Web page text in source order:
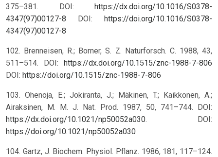
375–381. DOI: https://dx.doi.org/10.1016/S0378-
4347(97)00127-8
DOI: https://doi.org/10.1016/S0378-
4347(97)00127-8
102. Brenneisen, R.; Borner, S. Z. Naturforsch. C. 1988, 43,
511–514. DOI: https://dx.doi.org/10.1515/znc-1988-7-806
DOI: https://doi.org/10.1515/znc-1988-7-806
103. Ohenoja, E.; Jokiranta, J.; Mäkinen, T.; Kaikkonen, A.;
Airaksinen, M. M. J. Nat. Prod. 1987, 50, 741–744. DOI:
https://dx.doi.org/10.1021/np50052a030. DOI:
https://doi.org/10.1021/np50052a030
104. Gartz, J. Biochem. Physiol. Pflanz. 1986, 181, 117–124.